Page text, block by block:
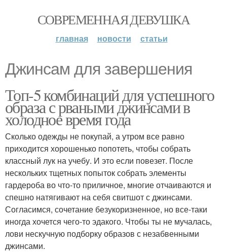
СОВРЕМЕННАЯ ДЕВУШКА
главная новости статьи
Джинсам для завершения
Топ-5 комбинаций для успешного
образа с рваными джинсами в
холодное время года
Сколько одежды не покупай, а утром все равно
приходится хорошенько попотеть, чтобы собрать
классный лук на учебу. И это если повезет. После
нескольких тщетных попыток собрать элементы
гардероба во что-то приличное, многие отчаиваются и
спешно натягивают на себя свитшот с джинсами.
Согласимся, сочетание безукоризненное, но все-таки
иногда хочется чего-то эдакого. Чтобы ты не мучалась,
лови нескучную подборку образов с незабвенными
джинсами.